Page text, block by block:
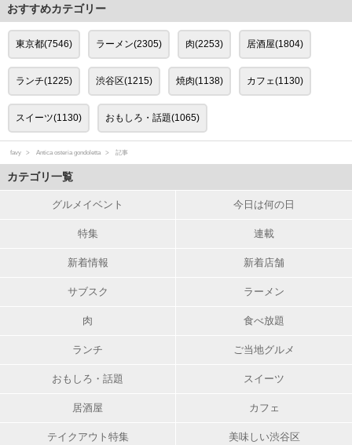
おすすめカテゴリー
東京都(7546) ラーメン(2305) 肉(2253) 居酒屋(1804)
ランチ(1225) 渋谷区(1215) 焼肉(1138) カフェ(1130)
スイーツ(1130) おもしろ・話題(1065)
favy Antica osteria gondoletta 記事
カテゴリ一覧
グルメイベント 今日は何の日
特集 連載
新着情報 新着店舗
サブスク ラーメン
肉 食べ放題
ランチ ご当地グルメ
おもしろ・話題 スイーツ
居酒屋 カフェ
テイクアウト特集 美味しい渋谷区